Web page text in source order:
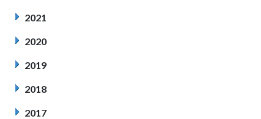
2021
2020
2019
2018
2017